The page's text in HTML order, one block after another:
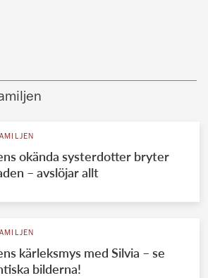
okända systerdotter bryter
– avslöjar allt
kärleksmys med Silvia – se
bilderna!